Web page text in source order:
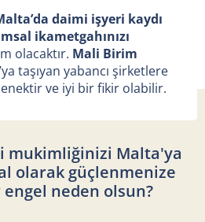
daimi işyeri kaydı
ikametgahınızı
olacaktır. Mali Birim
taşıyan yabancı şirketlere
ve iyi bir fikir olabilir.
mukimliğinizi Malta'ya
olarak güçlenmenize
neden olsun?